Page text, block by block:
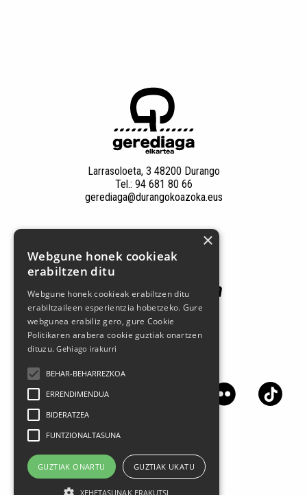
Larrasoloeta, 3 48200 Durango
Tel.: 94 681 80 66
gerediaga@durangokoazoka.eus
×
Webgune honek cookieak
erabiltzen ditu
Webgune honek cookieak erabiltzen ditu
erabiltzaileen esperientzia hobetzeko. Gure
webgunea erabiliz gero, gure Cookie
Politikaren arabera cookie guztiak onartzen
dituzu.Gehiago irakurri
BEHAR-BEHARREZKOA
ERRENDIMENDUA
BIDERATZEA
FUNTZIONALTASUNA
GUZTIAK ONARTU GUZTIAK UKATU
XEHETASUNAK ERAKUTSI